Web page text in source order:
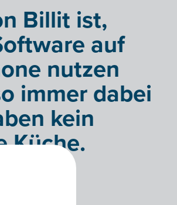
Billit ist,
auf
nutzen
immer dabei
kein
Küche.